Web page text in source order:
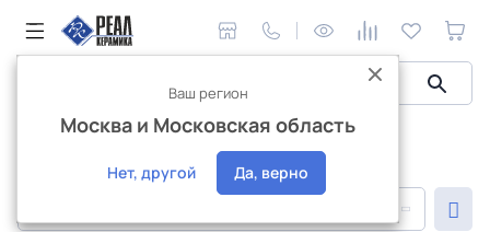
Сантехника и аксессуары Сантехника Geberit
Сантехника Geberit
Ваш регион
Москва и Московская область
Нет, другой Да, верно